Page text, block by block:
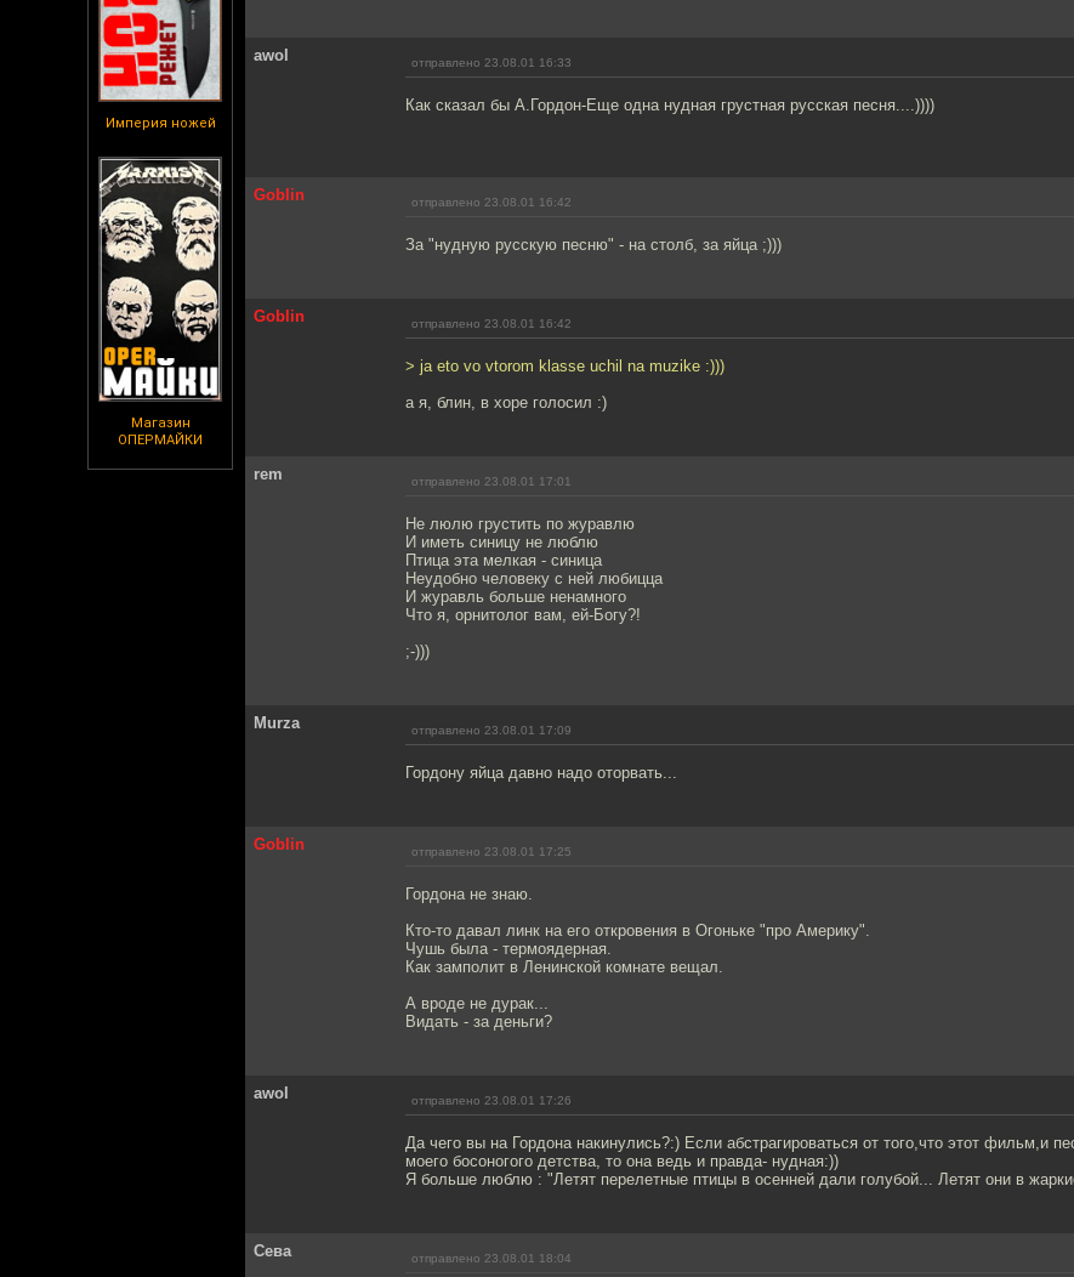
Империя ножей
Магазин
ОПЕРМАЙКИ
awol отправлено 23.08.01 16:33
Как сказал бы А.Гордон-Еще одна нудная грустная русская песня....))))
Goblin отправлено 23.08.01 16:42
За "нудную русскую песню" - на столб, за яйца ;)))
Goblin отправлено 23.08.01 16:42
> ja eto vo vtorom klasse uchil na muzike :)))
а я, блин, в хоре голосил :)
rem отправлено 23.08.01 17:01
Не люлю грустить по журавлю
И иметь синицу не люблю
Птица эта мелкая - синица
Неудобно человеку с ней любицца
И журавль больше ненамного
Что я, орнитолог вам, ей-Богу?!
;-)))
Murza отправлено 23.08.01 17:09
Гордону яйца давно надо оторвать...
Goblin отправлено 23.08.01 17:25
Гордона не знаю.
Кто-то давал линк на его откровения в Огоньке "про Америку".
Чушь была - термоядерная.
Как замполит в Ленинской комнате вещал.
А вроде не дурак...
Видать - за деньги?
awol отправлено 23.08.01 17:26
Да чего вы на Гордона накинулись?:) Если абстрагироваться от того,что этот фильм,и
моего босоногого детства, то она ведь и правда- нудная:))
Я больше люблю : "Летят перелетные птицы в осенней дали голубой... Летят они в
Сева отправлено 23.08.01 18:04